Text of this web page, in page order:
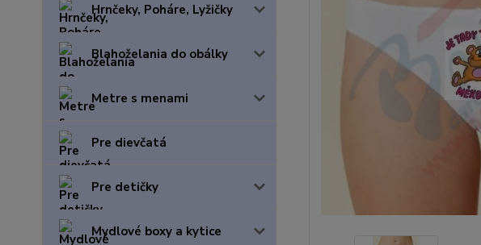
Hrnčeky, Poháre, Lyžičky
Blahoželania do obálky
Metre s menami
Pre dievčatá
Pre detičky
Mydlové boxy a kytice